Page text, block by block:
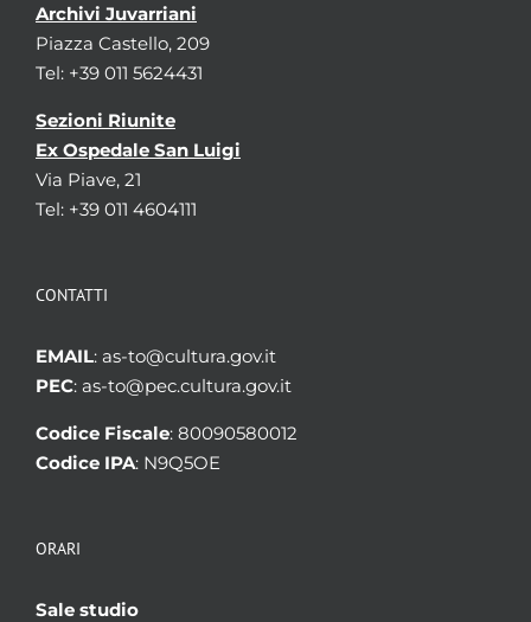
Archivi Juvarriani
Piazza Castello, 209
Tel: +39 011 5624431
Sezioni Riunite
Ex Ospedale San Luigi
Via Piave, 21
Tel: +39 011 4604111
CONTATTI
EMAIL: as-to@cultura.gov.it
PEC: as-to@pec.cultura.gov.it
Codice Fiscale: 80090580012
Codice IPA: N9Q5OE
ORARI
Sale studio